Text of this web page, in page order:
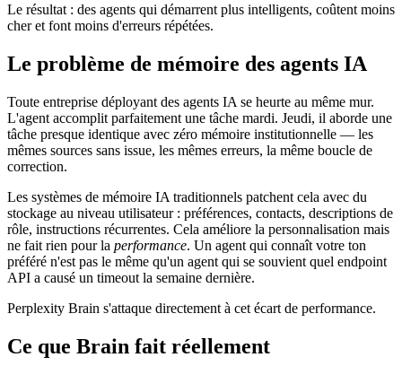
Le résultat : des agents qui démarrent plus intelligents, coûtent moins
cher et font moins d'erreurs répétées.
Le problème de mémoire des agents IA
Toute entreprise déployant des agents IA se heurte au même mur.
L'agent accomplit parfaitement une tâche mardi. Jeudi, il aborde une
tâche presque identique avec zéro mémoire institutionnelle — les
mêmes sources sans issue, les mêmes erreurs, la même boucle de
correction.
Les systèmes de mémoire IA traditionnels patchent cela avec du
stockage au niveau utilisateur : préférences, contacts, descriptions de
rôle, instructions récurrentes. Cela améliore la personnalisation mais
ne fait rien pour la performance. Un agent qui connaît votre ton
préféré n'est pas le même qu'un agent qui se souvient quel endpoint
API a causé un timeout la semaine dernière.
Perplexity Brain s'attaque directement à cet écart de performance.
Ce que Brain fait réellement